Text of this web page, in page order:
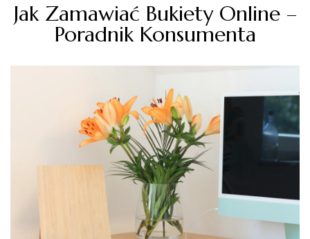
Jak Zamawiać Bukiety Online –
Poradnik Konsumenta